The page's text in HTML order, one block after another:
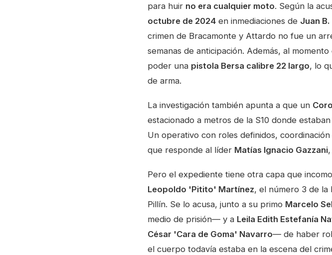
para huir no era cualquier moto. Según la
octubre de 2024 en inmediaciones de Juan
crimen de Bracamonte y Attardo no fue un
semanas de anticipación. Además, al
poder una pistola Bersa calibre 22 largo, lo
de arma.
La investigación también apunta a que un
estacionado a metros de la S10 donde
Un operativo con roles definidos, coordinación
que responde al líder Matías Ignacio Gazzani
Pero el expediente tiene otra capa que
Leopoldo 'Pitito' Martínez, el número 3 de
Pillín. Se lo acusa, junto a su primo Marcelo
medio de prisión— y a Leila Edith Estefanía
César 'Cara de Goma' Navarro— de haber
el cuerpo todavía estaba en la escena del